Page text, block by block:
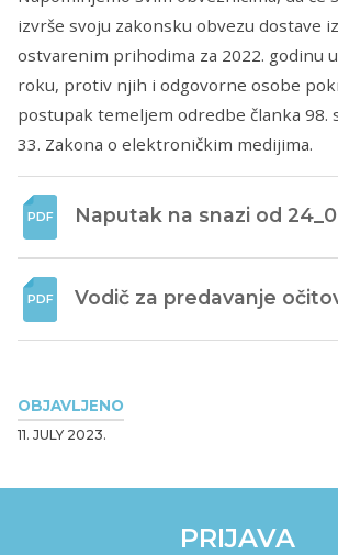
OBJAVLJENO
11. JULY 2023.
izvrše svoju zakonsku obvezu dostave
ostvarenim prihodima za 2022. godinu
roku, protiv njih i odgovorne osobe
postupak temeljem odredbe članka 98.
33. Zakona o elektroničkim medijima.
Naputak na snazi od
Vodič za predavanje
PRIJAVA